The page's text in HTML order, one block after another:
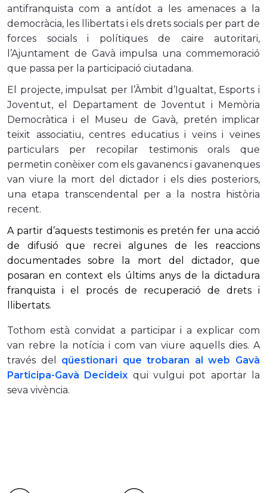
antifranquista com a antídot a les amenaces a la
democràcia, les llibertats i els drets socials per part de
forces socials i polítiques de caire autoritari,
l’Ajuntament de Gavà impulsa una commemoració
que passa per la participació ciutadana.
El projecte, impulsat per l’Àmbit d’Igualtat, Esports i
Joventut, el Departament de Joventut i Memòria
Democràtica i el Museu de Gavà, pretén implicar
teixit associatiu, centres educatius i veïns i veïnes
particulars per recopilar testimonis orals que
permetin conèixer com els gavanencs i gavanenques
van viure la mort del dictador i els dies posteriors,
una etapa transcendental per a la nostra història
recent.
A partir d’aquests testimonis es pretén fer una acció
de difusió que recreï algunes de les reaccions
documentades sobre la mort del dictador, que
posaran en context els últims anys de la dictadura
franquista i el procés de recuperació de drets i
llibertats.
Tothom està convidat a participar i a explicar com
van rebre la notícia i com van viure aquells dies. A
través del qüestionari que trobaran al web Gavà
Participa-Gavà Decideix qui vulgui pot aportar la
seva vivència.